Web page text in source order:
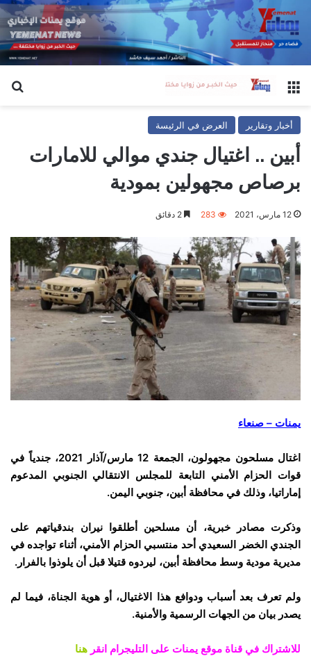
القائمة
أخبار وتقارير العرض في الرئيسة
أبين .. اغتيال جندي موالي للامارات
برصاص مجهولين بمودية
12 مارس، 2021 283
يمنات – صنعاء
اغتال مسلحون مجهولون، الجمعة 12 مارس/آذار 2021، جندياً في
قوات الحزام الأمني التابعة للمجلس الانتقالي الجنوبي المدعوم
إماراتيا، وذلك في محافظة أبين، جنوبي اليمن.
وذكرت مصادر خبرية، أن مسلحين أطلقوا نيران بندقياتهم على
الجندي الخضر السعيدي أحد منتسبي الحزام الأمني، أثناء تواجده في
مديرية مودية وسط محافظة أبين، ليردوه قتيلا قبل أن يلوذوا بالفرار.
ولم تعرف بعد أسباب ودوافع هذا الاغتيال، أو هوية الجناة، فيما لم
يصدر بيان من الجهات الرسمية والأمنية.
للاشتراك في قناة موقع يمنات على التليجرام انقر هنا